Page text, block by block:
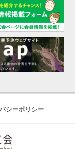
シーポリシー